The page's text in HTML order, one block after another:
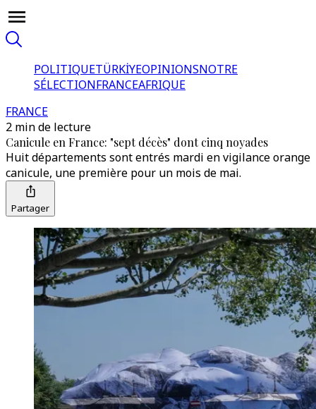
POLITIQUETÜRKİYEOPINIONSNOTRE
SÉLECTIONFRANCEAFRIQUE
FRANCE
2 min de lecture
Canicule en France: "sept décès" dont cinq noyades
Huit départements sont entrés mardi en vigilance orange
canicule, une première pour un mois de mai.
Partager